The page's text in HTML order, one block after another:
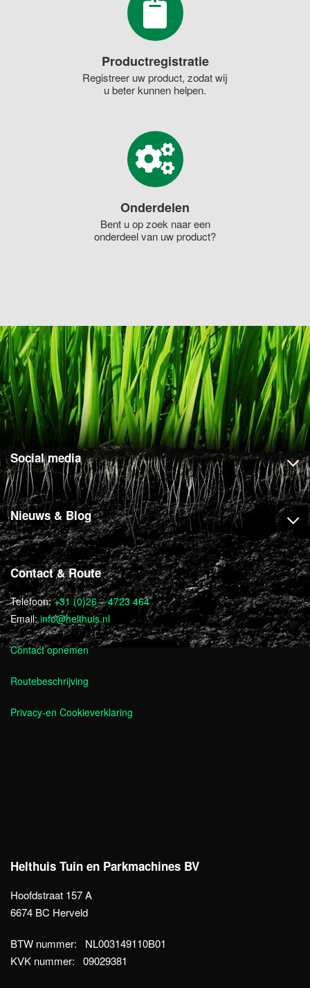
Productregistratie
Registreer uw product, zodat wij
u beter kunnen helpen.
Onderdelen
Bent u op zoek naar een
onderdeel van uw product?
Social media
Nieuws & Blog
Contact & Route
Telefoon:+31 (0)26 – 4723 464
Email:info@helthuis.nl
Contact opnemen
Routebeschrijving
Privacy-en Cookieverklaring
Helthuis Tuin en Parkmachines BV
Hoofdstraat 157 A
6674 BC Herveld
BTW nummer: NL003149110B01
KVK nummer: 09029381